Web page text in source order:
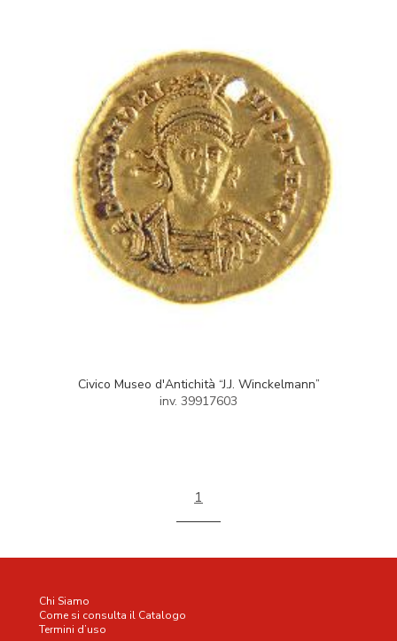
Civico Museo d'Antichità “J.J. Winckelmann”
inv. 39917603
1
Chi Siamo
Come si consulta il Catalogo
Termini d’uso